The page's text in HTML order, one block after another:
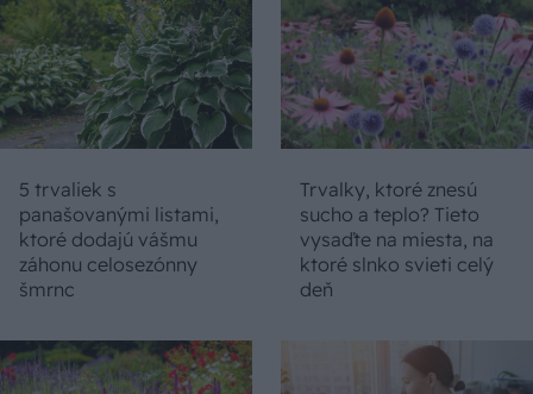
5 trvaliek s
panašovanými listami,
ktoré dodajú vášmu
záhonu celosezónny
šmrnc
Trvalky, ktoré znesú
sucho a teplo? Tieto
vysaďte na miesta, na
ktoré slnko svieti celý
deň